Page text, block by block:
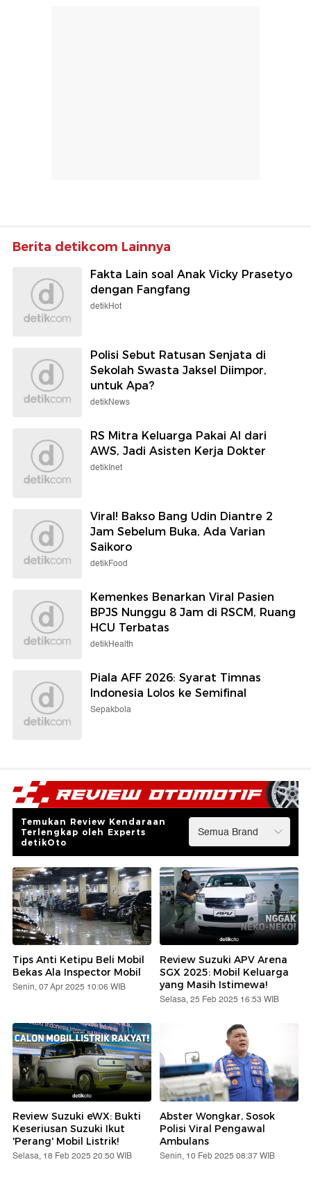
Berita detikcom Lainnya
Fakta Lain soal Anak Vicky Prasetyo
dengan Fangfang
detikHot
Polisi Sebut Ratusan Senjata di
Sekolah Swasta Jaksel Diimpor,
untuk Apa?
detikNews
RS Mitra Keluarga Pakai AI dari
AWS, Jadi Asisten Kerja Dokter
detikInet
Viral! Bakso Bang Udin Diantre 2
Jam Sebelum Buka, Ada Varian
Saikoro
detikFood
Kemenkes Benarkan Viral Pasien
BPJS Nunggu 8 Jam di RSCM, Ruang
HCU Terbatas
detikHealth
Piala AFF 2026: Syarat Timnas
Indonesia Lolos ke Semifinal
Sepakbola
Temukan Review Kendaraan
Terlengkap oleh Experts
detikOto
Tips Anti Ketipu Beli Mobil
Bekas Ala Inspector Mobil
Senin, 07 Apr 2025 10:06 WIB
Review Suzuki APV Arena
SGX 2025: Mobil Keluarga
yang Masih Istimewa!
Selasa, 25 Feb 2025 16:53 WIB
Review Suzuki eWX: Bukti
Keseriusan Suzuki Ikut
'Perang' Mobil Listrik!
Selasa, 18 Feb 2025 20:50 WIB
Abster Wongkar, Sosok
Polisi Viral Pengawal
Ambulans
Senin, 10 Feb 2025 08:37 WIB